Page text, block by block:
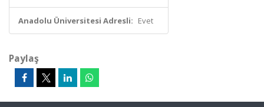
Anadolu Üniversitesi Adresli: Evet
Paylaş